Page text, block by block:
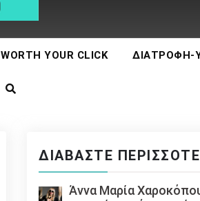
WORTH YOUR CLICK ΔΙΑΤΡΟΦΉ-
ΔΙΑΒΆΣΤΕ
Άννα Μαρία